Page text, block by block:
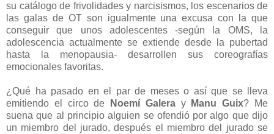
su catálogo de frivolidades y narcisismos, los escenarios de
las galas de OT son igualmente una excusa con la que
conseguir que unos adolescentes -según la OMS, la
adolescencia actualmente se extiende desde la pubertad
hasta la menopausia- desarrollen sus coreografías
emocionales favoritas.
¿Qué ha pasado en el par de meses o así que se lleva
emitiendo el circo de
Noemí Galeray Manu Guix? Me
suena que al principio alguien se ofendió por algo que dijo
un miembro del jurado, después el miembro del jurado se